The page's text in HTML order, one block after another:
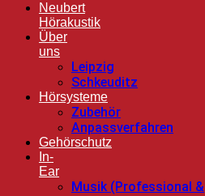
Neubert
Hörakustik
Über
uns
Leipzig
Schkeuditz
Hörsysteme
Zubehör
Anpassverfahren
Gehörschutz
In-
Ear
Musik (Professional &